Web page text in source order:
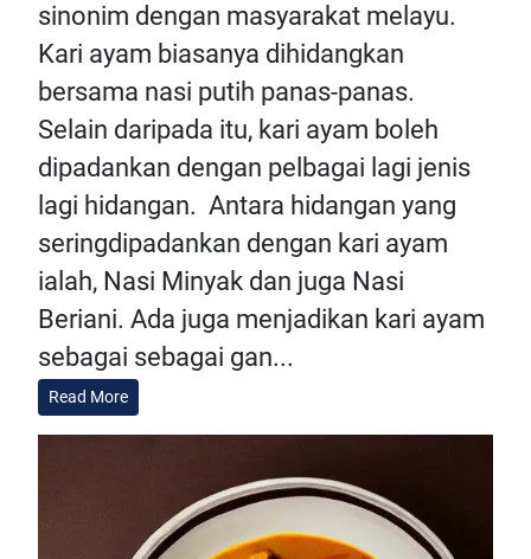
sinonim dengan masyarakat melayu.
Kari ayam biasanya dihidangkan
bersama nasi putih panas-panas.
Selain daripada itu, kari ayam boleh
dipadankan dengan pelbagai lagi jenis
lagi hidangan. Antara hidangan yang
seringdipadankan dengan kari ayam
ialah, Nasi Minyak dan juga Nasi
Beriani. Ada juga menjadikan kari ayam
sebagai sebagai gan...
Read More